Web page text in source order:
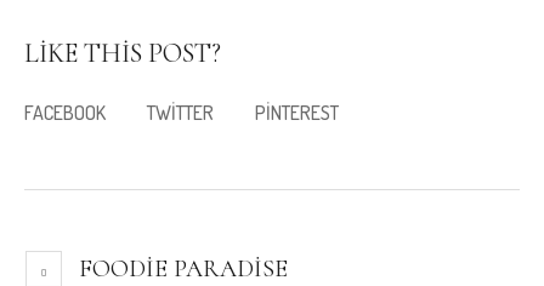
LIKE THIS POST?
FACEBOOK TWITTER PINTEREST
FOODIE PARADISE